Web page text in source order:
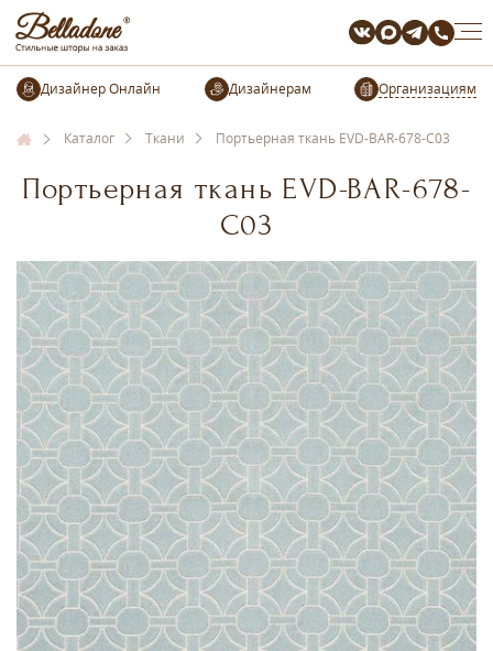
Организациям
Каталог Ткани Портьерная ткань EVD-BAR-678-С03
Портьерная ткань EVD-BAR-678-
С03